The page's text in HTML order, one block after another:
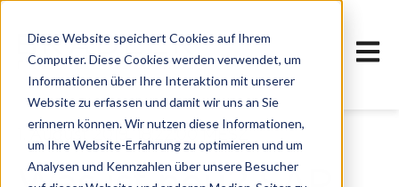
Diese Website speichert Cookies auf Ihrem
Computer. Diese Cookies werden verwendet, um
Informationen über Ihre Interaktion mit unserer
Website zu erfassen und damit wir uns an Sie
erinnern können. Wir nutzen diese Informationen,
um Ihre Website-Erfahrung zu optimieren und um
Analysen und Kennzahlen über unsere Besucher
1. August 2019, 18:22:00 MESZ